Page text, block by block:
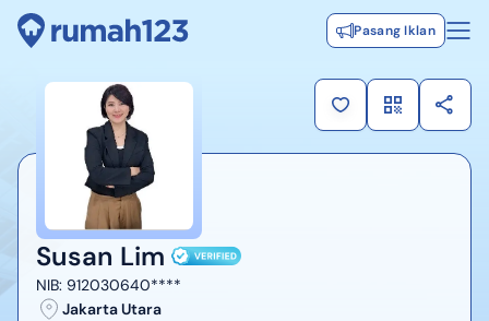
Pasang Iklan
Susan Lim
NIB: 912030640****
Jakarta Utara